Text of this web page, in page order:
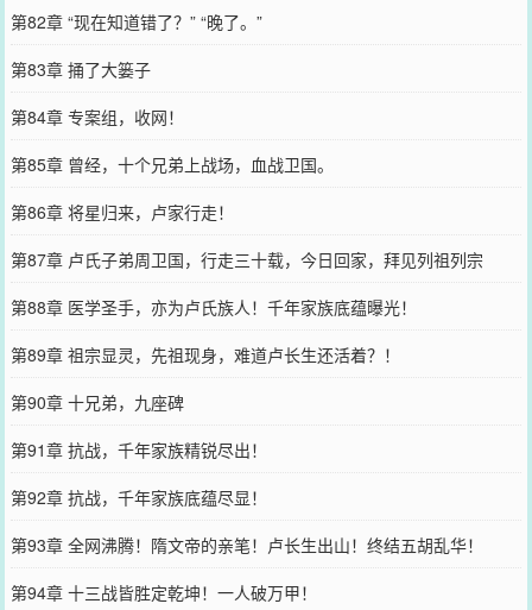
第82章 “现在知道错了？” “晚了。”
第83章 捅了大篓子
第84章 专案组，收网！
第85章 曾经，十个兄弟上战场，血战卫国。
第86章 将星归来，卢家行走！
第87章 卢氏子弟周卫国，行走三十载，今日回家，拜见列祖列宗
第88章 医学圣手，亦为卢氏族人！千年家族底蕴曝光！
第89章 祖宗显灵，先祖现身，难道卢长生还活着？！
第90章 十兄弟，九座碑
第91章 抗战，千年家族精锐尽出！
第92章 抗战，千年家族底蕴尽显！
第93章 全网沸腾！隋文帝的亲笔！卢长生出山！终结五胡乱华！
第94章 十三战皆胜定乾坤！一人破万甲！